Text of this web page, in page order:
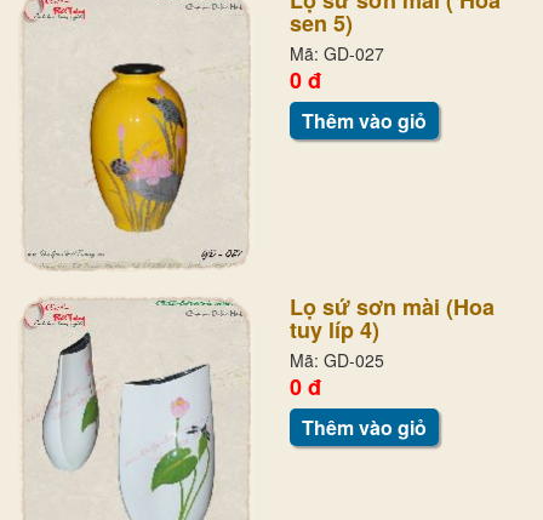
sen 5)
Mã: GD-027
0 đ
Thêm vào giỏ
Lọ sứ sơn mài (Hoa
tuy líp 4)
Mã: GD-025
0 đ
Thêm vào giỏ